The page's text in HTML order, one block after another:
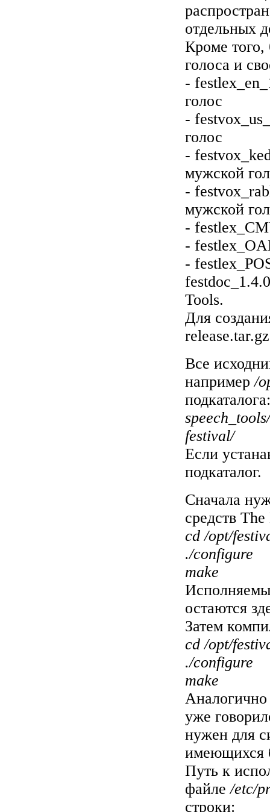
отдельных
Кроме того,
голоса и
-
голос
-
голос
-
мужской
-
мужской
-
-
-
Tools.
Для
Все
например/
festival/
Если
подкаталог.
Сначала
средств
cd /opt/
./configure
make
остаются
Затем
cd /opt/
./configure
make
уже
нужен для
имеющихся
Путь к
файле/etc/
строки: